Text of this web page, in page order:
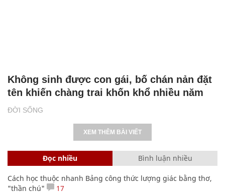
ĐỜI SỐNG
Không sinh được con gái, bố chán nản đặt
tên khiến chàng trai khốn khổ nhiều năm
XEM THÊM BÀI VIẾT
Đọc nhiều Bình luận nhiều
Cách học thuộc nhanh Bảng công thức lượng giác bằng thơ,
"thần chú"
17